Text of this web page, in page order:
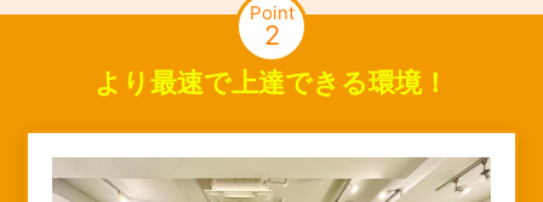
Point
2
より最速で上達できる環境！